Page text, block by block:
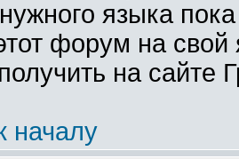
языка
форум на
на сайте
началу